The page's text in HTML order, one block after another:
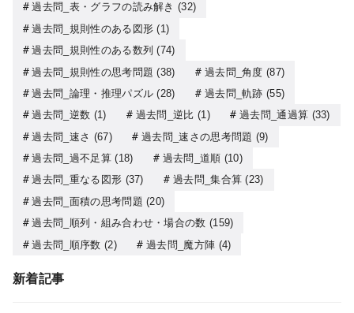
過去問_表・グラフの読み解き (32)
過去問_規則性のある図形 (1)
過去問_規則性のある数列 (74)
過去問_規則性の思考問題 (38) 過去問_角度 (87)
過去問_論理・推理パズル (28) 過去問_軌跡 (55)
過去問_逆数 (1) 過去問_逆比 (1) 過去問_通過算 (33)
過去問_速さ (67) 過去問_速さの思考問題 (9)
過去問_過不足算(18) 過去問_道順 (10)
過去問_重なる図形 (37) 過去問_集合算 (23)
過去問_面積の思考問題 (20)
過去問_順列・組み合わせ・場合の数 (159)
過去問_順序数 (2) 過去問_魔方陣 (4)
新着記事